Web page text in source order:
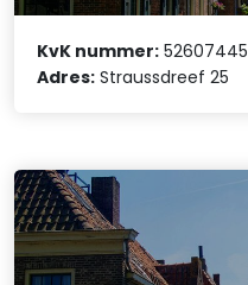
KvK nummer: 52607445
Adres: Straussdreef 25